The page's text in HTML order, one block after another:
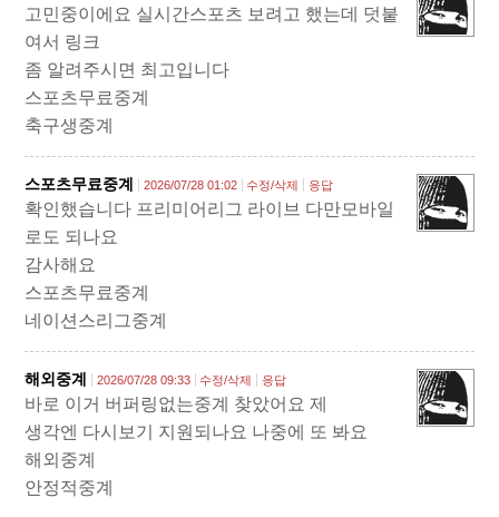
고민중이에요 실시간스포츠 보려고 했는데 덧붙
여서 링크
좀 알려주시면 최고입니다
스포츠무료중계
축구생중계
스포츠무료중계 2026/07/28 01:02 수정/삭제 응답
확인했습니다 프리미어리그 라이브 다만모바일
로도 되나요
감사해요
스포츠무료중계
네이션스리그중계
해외중계 2026/07/28 09:33 수정/삭제 응답
바로 이거 버퍼링없는중계 찾았어요 제
생각엔 다시보기 지원되나요 나중에 또 봐요
해외중계
안정적중계